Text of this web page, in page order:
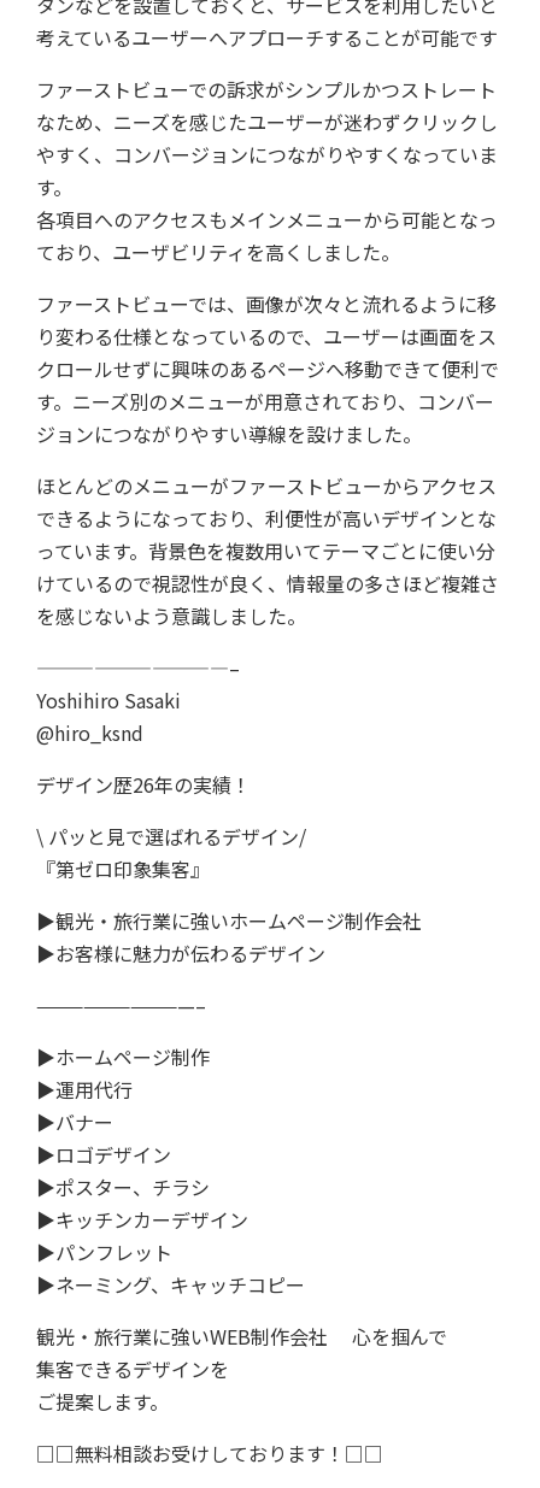
考えているユーザーへアプローチすることが可能です
ファーストビューでの訴求がシンプルかつストレート
なため、ニーズを感じたユーザーが迷わずクリックし
やすく、コンバージョンにつながりやすくなっていま
す。
各項目へのアクセスもメインメニューから可能となっ
ており、ユーザビリティを高くしました。
ファーストビューでは、画像が次々と流れるように移
り変わる仕様となっているので、ユーザーは画面をス
クロールせずに興味のあるページへ移動できて便利で
す。ニーズ別のメニューが用意されており、コンバー
ジョンにつながりやすい導線を設けました。
ほとんどのメニューがファーストビューからアクセス
できるようになっており、利便性が高いデザインとな
っています。背景色を複数用いてテーマごとに使い分
けているので視認性が良く、情報量の多さほど複雑さ
を感じないよう意識しました。
——————————–
Yoshihiro Sasaki
@hiro_ksnd
デザイン歴26年の実績！
\ パッと見で選ばれるデザイン/
『第ゼロ印象集客』
▶︎観光・旅行業に強いホームページ制作会社
▶︎お客様に魅力が伝わるデザイン
——————————–
▶︎ホームページ制作
▶︎運用代行
▶︎バナー
▶︎ロゴデザイン
▶︎ポスター、チラシ
▶︎キッチンカーデザイン
▶︎パンフレット
▶︎ネーミング、キャッチコピー
観光・旅行業に強いWEB制作会社 心を掴んで
集客できるデザインを
ご提案します。
□□無料相談お受けしております！□□